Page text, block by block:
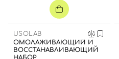
USOLAB
ОМОЛАЖИВАЮЩИЙ И
ВОССТАНАВЛИВАЮЩИЙ
НАБОР